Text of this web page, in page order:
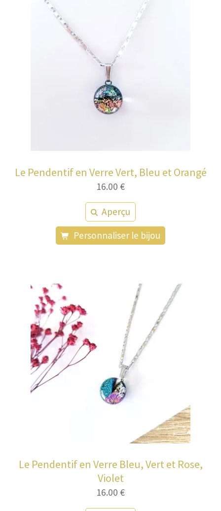
Le Pendentif en Verre Vert, Bleu et Orangé
16.00 €
Aperçu
Personnaliser le bijou
Le Pendentif en Verre Bleu, Vert et Rose,
Violet
16.00 €